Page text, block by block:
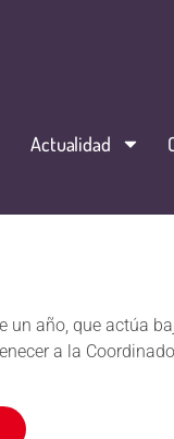
Actualidad
un año, que actúa
a la